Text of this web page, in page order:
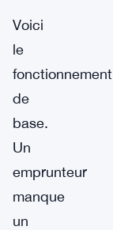
Voici
le
fonctionnement
de
base.
Un
emprunteur
manque
un